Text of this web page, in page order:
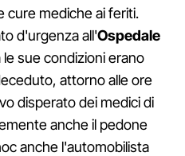
cure mediche ai feriti.
d'urgenza all'Ospedale
le sue condizioni erano
attorno alle ore
disperato dei medici di
anche il pedone
anche l'automobilista